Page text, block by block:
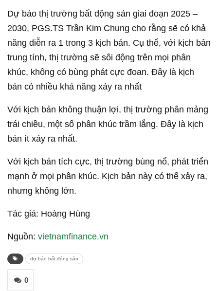
Dự báo thị trường bất động sản giai đoạn 2025 –
2030, PGS.TS Trần Kim Chung cho rằng sẽ có khả
năng diễn ra 1 trong 3 kịch bản. Cụ thể, với kịch bản
trung tính, thị trường sẽ sôi động trên mọi phân
khúc, không có bùng phát cực đoan. Đây là kịch
bản có nhiều khả năng xảy ra nhất
Với kịch bản không thuận lợi, thị trường phân mảng
trái chiều, một số phân khúc trầm lắng. Đây là kịch
bản ít xảy ra nhất.
Với kịch bản tích cực, thị trường bùng nổ, phát triển
mạnh ở mọi phân khúc. Kịch bản này có thể xảy ra,
nhưng không lớn.
Tác giả: Hoàng Hùng
Nguồn: vietnamfinance.vn
dự báo bất đỏng sản
0